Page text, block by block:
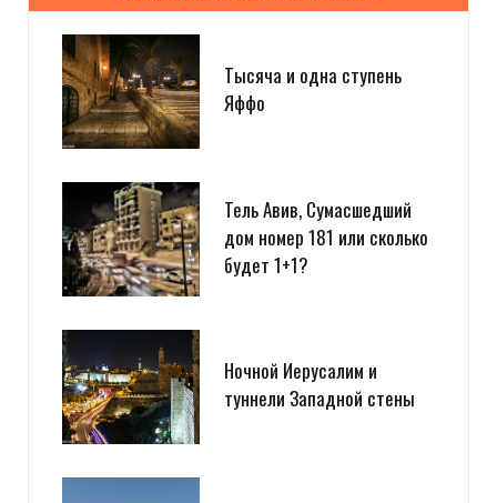
Тысяча и одна ступень
Яффо
Тель Авив, Сумасшедший
дом номер 181 или сколько
будет 1+1?
Ночной Иерусалим и
туннели Западной стены